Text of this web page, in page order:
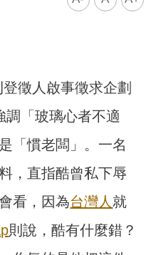
登徵人啟事徵求企劃
調「玻璃心者不適
「慣老闆」。一名
，直指酷曾私下辱
看，因為台灣人 就
則說，酷有什麼錯？